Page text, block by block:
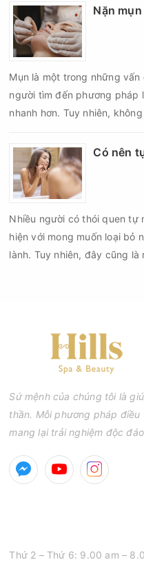
đủ các bước vô khuẩn và
Nặn
Mụn là một trong những
người tìm đến phương pháp
nhanh hơn. Tuy nhiên,
sai kỹ thuật hoặc lấy nhân
có thể đối mặt với nguy cơ
chí là sẹo rỗ. Vậy nặn mụn
đạt tiêu chuẩn cần đáp ứng
Có nên
Nhiều người có thói quen tự
hiện với mong muốn loại bỏ
lành. Tuy nhiên, đây cũng
Sứ mệnh của chúng tôi là
thần. Mỗi phương pháp
mang lại trải nghiệm độc
Thứ 2 – Thứ 6: 9.00 am –